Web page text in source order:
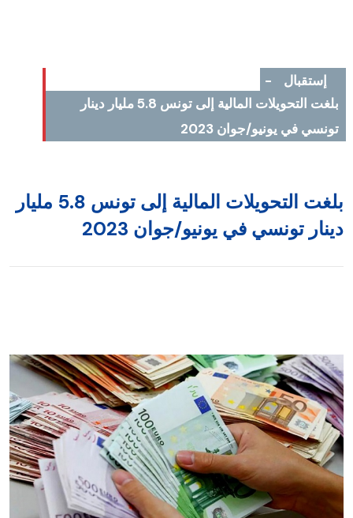
إستقبال
-
بلغت التحويلات المالية إلى تونس 5.8 مليار دينار
تونسي في يونيو/جوان 2023
بلغت التحويلات المالية إلى تونس 5.8 مليار
تونسي في يونيو/جوان 2023